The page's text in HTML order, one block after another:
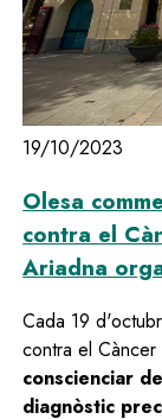
19/10/2023
Olesa
contra el
Ariadna
Cada 19
contra el
conscienciar
diagnòstic